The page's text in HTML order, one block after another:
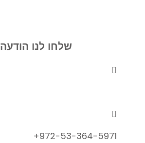
שלחו לנו הודעה


972-53-364-5971+